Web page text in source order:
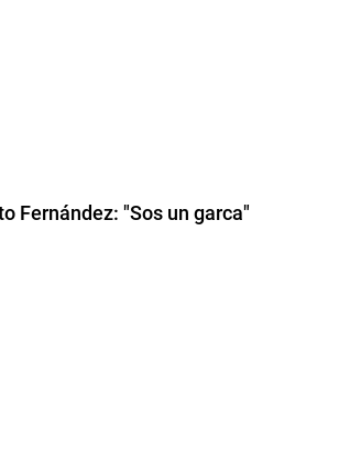
Fernández: "Sos un garca"